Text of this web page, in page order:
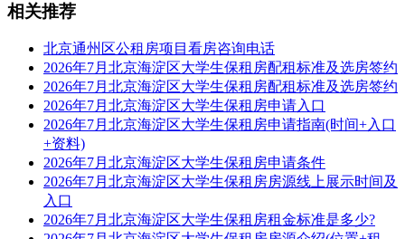
相关推荐
北京通州区公租房项目看房咨询电话
2026年7月北京海淀区大学生保租房配租标准及选房签约
2026年7月北京海淀区大学生保租房配租标准及选房签约
2026年7月北京海淀区大学生保租房申请入口
2026年7月北京海淀区大学生保租房申请指南(时间+入口
+资料)
2026年7月北京海淀区大学生保租房申请条件
2026年7月北京海淀区大学生保租房房源线上展示时间及
入口
2026年7月北京海淀区大学生保租房租金标准是多少?